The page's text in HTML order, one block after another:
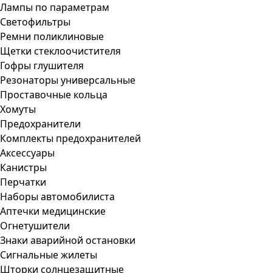
Лампы по параметрам
Светофильтры
Ремни поликлиновые
Щетки стеклоочистителя
Гофры глушителя
Резонаторы универсальные
Проставочные кольца
Хомуты
Предохранители
Комплекты предохранителей
Аксессуары
Канистры
Перчатки
Наборы автомобилиста
Аптечки медицинские
Огнетушители
Знаки аварийной остановки
Сигнальные жилеты
Шторки солнцезащитные